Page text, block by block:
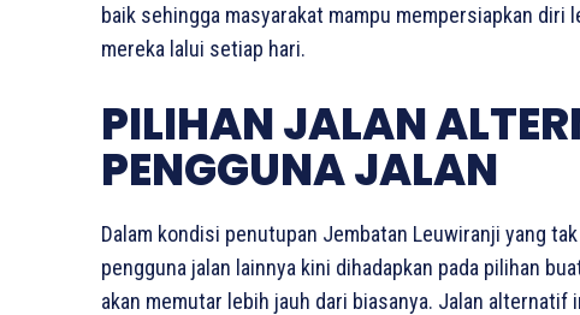
baik sehingga masyarakat mampu mempersiapkan diri
mereka lalui setiap hari.
PILIHAN JALAN
PENGGUNA JALAN
Dalam kondisi penutupan Jembatan Leuwiranji yang
pengguna jalan lainnya kini dihadapkan pada pilihan
akan memutar lebih jauh dari biasanya. Jalan alternatif